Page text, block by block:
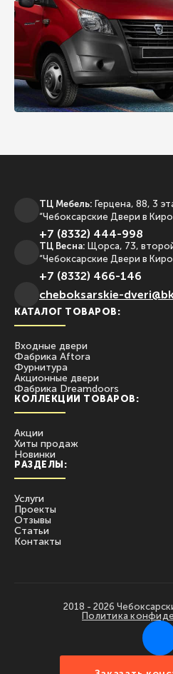
КАТАЛОГ ТОВАРОВ:
Входные двери
Фабрика Aftora
Фурнитура
Акционные двери
Фабрика Dreamdoors
КОЛЛЕКЦИИ ТОВАРОВ:
Акции
Хиты продаж
Новинки
РАЗДЕЛЫ:
Услуги
Проекты
Отзывы
Статьи
Контакты
ТЦ Мебель: Герцена, 88, 3
“Чебоксарские Двери в
+7 (8332) 444-998
ТЦ Весна: Щорса, 73,
“Чебоксарские Двери в
+7 (8332) 466-146
сheboksarskie-
2018 - 2026
Политика